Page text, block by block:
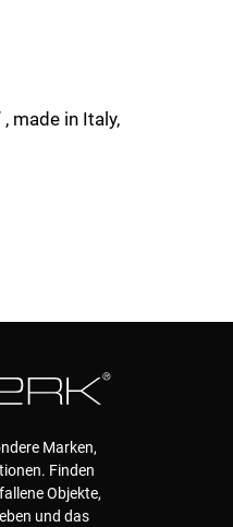
made in Italy,
Marken,
Finden
Objekte,
und das